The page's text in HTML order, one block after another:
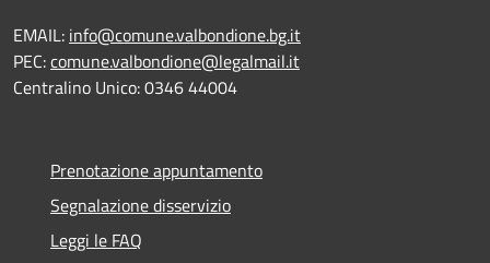
EMAIL: info@comune.valbondione.bg.it
PEC:comune.valbondione@legalmail.it
Centralino Unico: 0346 44004
Prenotazione appuntamento
Segnalazione disservizio
Leggi le FAQ